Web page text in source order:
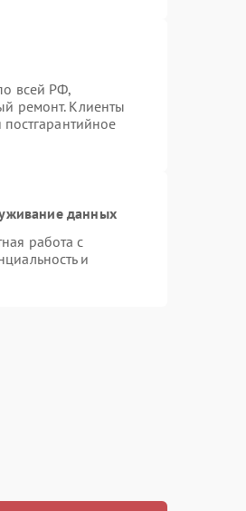
всей РФ,
ремонт. Клиенты
постгарантийное
данных
работа с
и